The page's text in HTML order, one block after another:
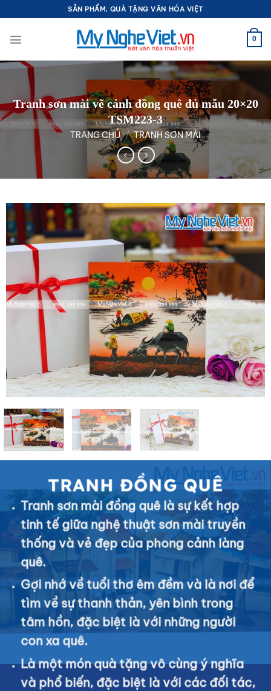
qua
nội
SẢN PHẨM, QUÀ TẶNG VĂN HÓA VIỆT
0
Tranh sơn mài vẽ cảnh đồng quê đủ mẫu 20×20
TSM223-3
TRANG CHỦ / TRANH SƠN MÀI
TRANH ĐỒNG QUÊ
Tranh sơn mài đồng quê là sự kết hợp
tinh tế giữa nghệ thuật sơn mài truyền
thống và vẻ đẹp của phong cảnh làng
quê.
Gợi nhớ về tuổi thơ êm đềm và là nơi để
tìm về sự thanh thản, yên bình trong
tâm hồn, đặc biệt là với những người
con xa quê.
Là một món quà tặng vô cùng ý nghĩa
và phổ biến, đặc biệt là với các đối tác,